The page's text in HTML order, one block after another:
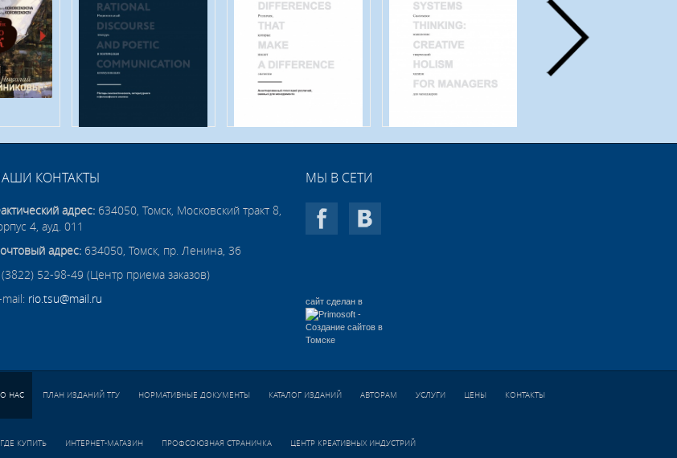
КОНТАКТЫ
адрес: 634050, Томск, Московский тракт 8,
4, ауд. 011
адрес: 634050, Томск, пр. Ленина, 36
52-98-49 (Центр приема заказов)
mail: rio.tsu@mail.ru
МЫ В СЕТИ
сайт сделан в
О НАС ПЛАН ИЗДАНИЙ ТГУ НОРМАТИВНЫЕ ДОКУМЕНТЫ КАТАЛОГ ИЗДАНИЙ АВТОРАМ УСЛУГИ ЦЕНЫ КОНТАКТЫ
ГДЕ КУПИТЬ ИНТЕРНЕТ-МАГАЗИН ПРОФСОЮЗНАЯ СТРАНИЧКА ЦЕНТР КРЕАТИВНЫХ ИНДУСТРИЙ